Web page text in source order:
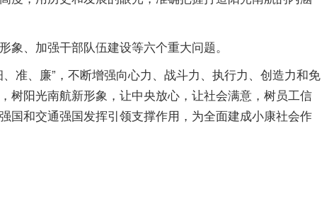
、加强干部队伍建设等六个重大问题。
、廉”，不断增强向心力、战斗力、执行力、创造力和免
树阳光南航新形象，让中央放心，让社会满意，树员工信
国和交通强国发挥引领支撑作用，为全面建成小康社会作